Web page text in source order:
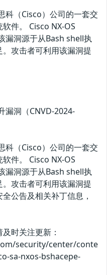
科（Cisco）公司的一套交
件。 Cisco NX-OS
漏洞源于从Bash shell执
攻击者可利用该漏洞提
漏洞（CNVD-2024-
科（Cisco）公司的一套交
件。 Cisco NX-OS
漏洞源于从Bash shell执
攻击者可利用该漏洞提
公告及相关补丁信息，
时关注更新：
security/center/conte
sa-nxos-bshacepe-